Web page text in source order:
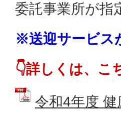
委託事業所が指
※送迎サービス
👇詳しくは、こ
令和4年度